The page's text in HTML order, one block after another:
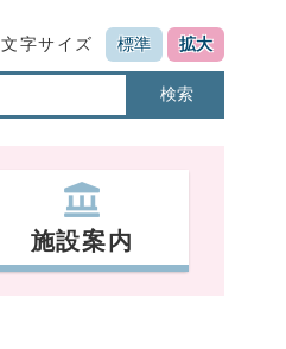
文字サイズ 標準 拡大
検索
施設案内